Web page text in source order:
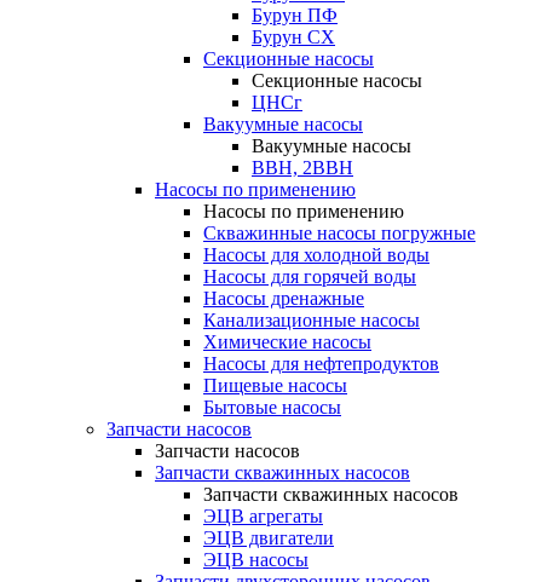
Бурун ПФ
Бурун СХ
Секционные насосы
Секционные насосы
ЦНСг
Вакуумные насосы
Вакуумные насосы
ВВН, 2ВВН
Насосы по применению
Насосы по применению
Скважинные насосы погружные
Насосы для холодной воды
Насосы для горячей воды
Насосы дренажные
Канализационные насосы
Химические насосы
Насосы для нефтепродуктов
Пищевые насосы
Бытовые насосы
Запчасти насосов
Запчасти насосов
Запчасти скважинных насосов
Запчасти скважинных насосов
ЭЦВ агрегаты
ЭЦВ двигатели
ЭЦВ насосы